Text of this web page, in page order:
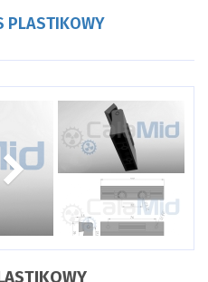
PLASTIKOWY